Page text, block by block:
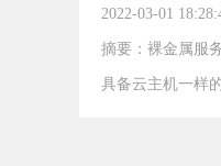
2022-03-01
摘要：裸金属服
具备云主机一样